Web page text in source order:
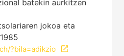
batekin aurkitzen
jokoa eta
?bila=adikzio